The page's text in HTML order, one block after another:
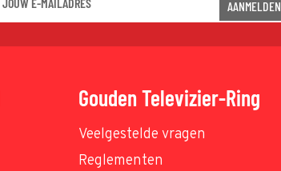
AANMELDEN
Gouden Televizier-Ring
Veelgestelde vragen
Reglementen